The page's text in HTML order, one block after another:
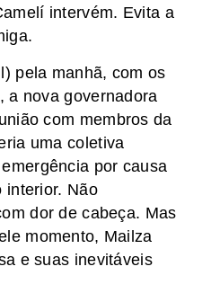
intervém. Evita a
pela manhã, com os
a nova governadora
com membros da
uma coletiva
por causa
interior. Não
dor de cabeça. Mas
momento, Mailza
e suas inevitáveis